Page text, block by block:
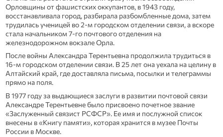
Орловщины от фашистских оккупантов, в 1943 году,
восстанавливала город, разбирала разбомбленные дома, затем
трудилась ученицей во 2-м городском отделении связи, а вскоре
стала начальником 7-го почтового отделения на
железнодорожном вокзале Орла.
После войны Александра Терентьевна продолжила трудиться в
16-м городском отделении связи. В 25 лет она уехала на целину в
Алтайский край, где доставляла письма, посылки и телеграммы
прямо на поля.
В 1977 году за выдающиеся заслуги в развитии почтовой связи
Александре Терентьевне было присвоено почетное звание
«Заслуженный связист РСФСР». Ее имя и послужной список
внесены в «Книгу памяти», которая хранится в музее Почты
России в Москве.